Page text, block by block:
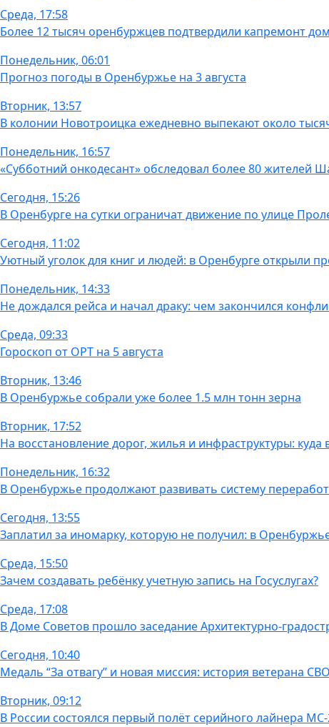
Среда, 17:58
Более 12 тысяч оренбуржцев подтвердили капремонт
Понедельник, 06:01
Прогноз погоды в Оренбуржье на 3 августа
Вторник, 13:57
В колонии Новотроицка ежедневно выпекают около
Понедельник, 16:57
«Субботний онкодесант» обследовал более 80 жителей
Сегодня, 15:26
В Оренбурге на сутки ограничат движение по улице
Сегодня, 11:02
Уютный уголок для книг и людей: в Оренбурге открыли
Понедельник, 14:33
Не дождался рейса и начал драку: чем закончился
Среда, 09:33
Гороскоп от ОРТ на 5 августа
Вторник, 13:46
В Оренбуржье собрали уже более 1.5 млн тонн зерна
Вторник, 17:52
На восстановление дорог, жилья и инфраструктуры:
Понедельник, 16:32
В Оренбуржье продолжают развивать систему
Сегодня, 13:55
Заплатил за иномарку, которую не получил: в
Среда, 15:50
Зачем создавать ребёнку учетную запись на Госуслугах?
Среда, 17:08
В Доме Советов прошло заседание Архитектурно-
Сегодня, 10:40
Медаль “За отвагу” и новая миссия: история ветерана
Вторник, 09:12
В России состоялся первый полёт серийного лайнера